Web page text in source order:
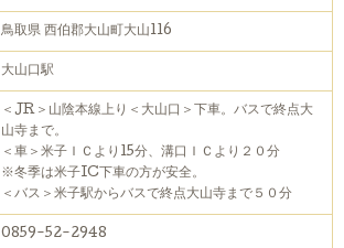
鳥取県 西伯郡大山町大山116
大山口駅
＜JR＞山陰本線上り＜大山口＞下車。バスで終点大
山寺まで。
＜車＞米子ＩＣより15分、溝口ＩＣより２０分
※冬季は米子IC下車の方が安全。
＜バス＞米子駅からバスで終点大山寺まで５０分
0859-52-2948